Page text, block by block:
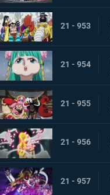
21 - 953
21 - 954
21 - 955
21 - 956
21 - 957